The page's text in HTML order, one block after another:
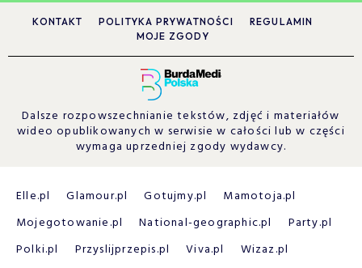
KONTAKT POLITYKA PRYWATNOŚCI
REGULAMIN
MOJE ZGODY
Dalsze rozpowszechnianie tekstów, zdjęć i materiałów
wideo opublikowanych w serwisie w całości lub w części
wymaga uprzedniej zgody wydawcy.
Elle.pl Glamour.pl Gotujmy.pl
Mamotoja.pl
Mojegotowanie.pl
National-geographic.pl
Party.pl
Polki.pl
Przyslijprzepis.pl Viva.pl Wizaz.pl